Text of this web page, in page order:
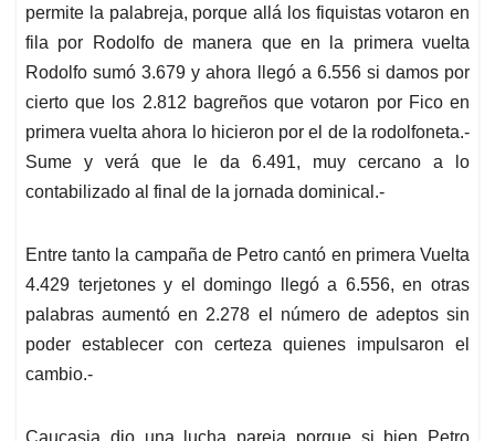
permite la palabreja, porque allá los fiquistas votaron en
fila por Rodolfo de manera que en la primera vuelta
Rodolfo sumó 3.679 y ahora llegó a 6.556 si damos por
cierto que los 2.812 bagreños que votaron por Fico en
primera vuelta ahora lo hicieron por el de la rodolfoneta.-
Sume y verá que le da 6.491, muy cercano a lo
contabilizado al final de la jornada dominical.-
Entre tanto la campaña de Petro cantó en primera Vuelta
4.429 terjetones y el domingo llegó a 6.556, en otras
palabras aumentó en 2.278 el número de adeptos sin
poder establecer con certeza quienes impulsaron el
cambio.-